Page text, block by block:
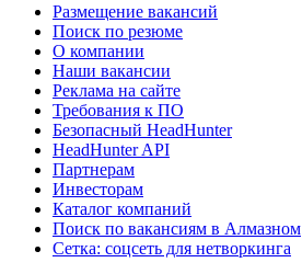
Размещение вакансий
Поиск по резюме
О компании
Наши вакансии
Реклама на сайте
Требования к ПО
Безопасный HeadHunter
HeadHunter API
Партнерам
Инвесторам
Каталог компаний
Поиск по вакансиям в Алмазном
Сетка: соцсеть для нетворкинга